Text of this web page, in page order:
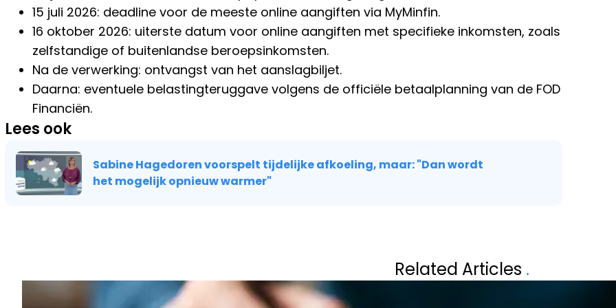
15 juli 2026: deadline voor de meeste online aangiften via MyMinfin.
16 oktober 2026: uiterste datum voor online aangiften met specifieke inkomsten, zoals
zelfstandige of buitenlandse beroepsinkomsten.
Na de verwerking: ontvangst van het aanslagbiljet.
Daarna: eventuele belastingteruggave volgens de officiële betaalplanning van de FOD
Financiën.
Lees ook
Sabine Hagedoren voorspelt tijdelijke afkoeling, maar: "Dan wordt
het mogelijk opnieuw warmer"
WATERMELOEN VERKEERD: ZO BLIJFT HIJ VEEL
LANGER VERS
DIT IS HET
KEN HET
Related Articles .